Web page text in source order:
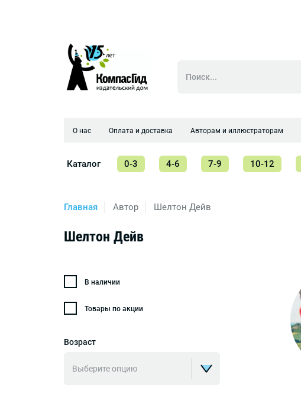
Главная Автор Шелтон Дейв
Шелтон Дейв
В наличии
Товары по акции
Возраст
Выберите опцию
О нас Оплата и доставка Авторам и иллюстраторам
Каталог 0-3 4-6 7-9 10-12